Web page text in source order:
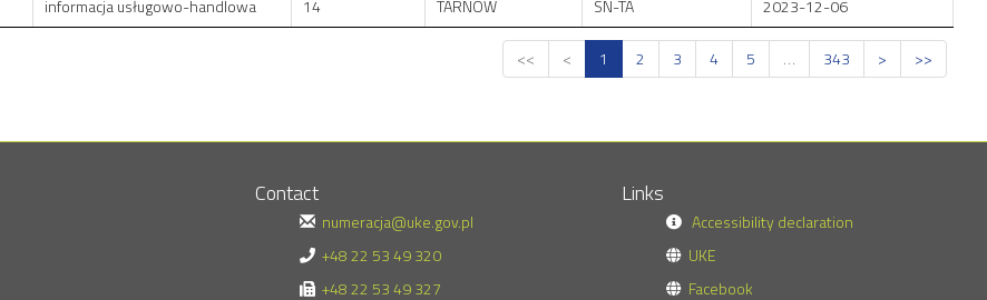
informacja usługowo-handlowa 14 TARNÓW SN-TA 2023-12-06
<< < 1 2 3 4 5 … 343 > >>
Contact
numeracja@uke.gov.pl
+48 22 53 49 320
+48 22 53 49 327
Links
Accessibility declaration
UKE
Facebook